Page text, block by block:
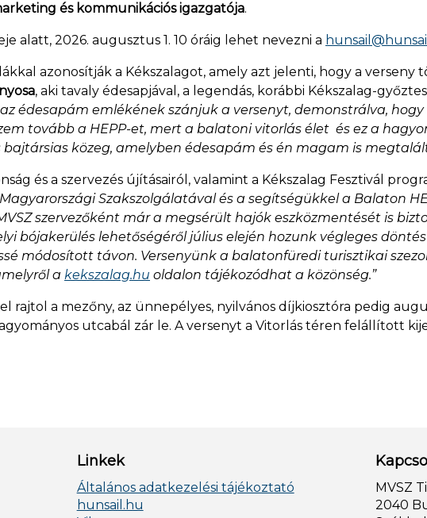
és kommunikációs igazgatója.
alatt, 2026. augusztus 1. 10 óráig lehet nevezni a
azonosítják a Kékszalagot, amely azt jelenti, hogy a
, aki tavaly édesapjával, a legendás, korábbi Kékszalag-győztes
édesapám emlékének szánjuk a versenyt, demonstrálva,
tovább a HEPP-et, mert a balatoni vitorlás élet és ez a
bajtársias közeg, amelyben édesapám és én magam is
és a szervezés újításairól, valamint a Kékszalag Fesztivál
Szakszolgálatával és a segítségükkel a Balaton
szervezőként már a megsérült hajók eszközmentését is
bójakerülés lehetőségéről július elején hozunk végleges
módosított távon. Versenyünk a balatonfüredi turisztikai
a kekszalag.hu oldalon tájékozódhat a közönség.”
rajtol a mezőny, az ünnepélyes, nyilvános díjkiosztóra pedig
utcabál zár le. A versenyt a Vitorlás téren felállított
Linkek
Általános adatkezelési tájékoztató
hunsail.hu
MVSZ
2040